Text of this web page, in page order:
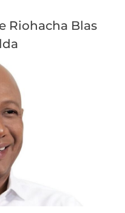
Riohacha Blas